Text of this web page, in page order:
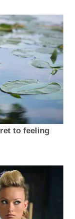
to feeling